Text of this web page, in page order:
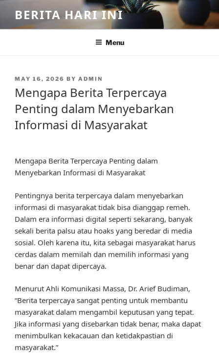
content
BERITA HARI INI
Menu
POSTED
MAY 16, 2026 BY ADMIN
Mengapa Berita Terpercaya
Penting dalam Menyebarkan
Informasi di Masyarakat
Mengapa Berita Terpercaya Penting dalam
Menyebarkan Informasi di Masyarakat
Pentingnya berita terpercaya dalam menyebarkan
informasi di masyarakat tidak bisa dianggap remeh.
Dalam era informasi digital seperti sekarang, banyak
sekali berita palsu atau hoaks yang beredar di media
sosial. Oleh karena itu, kita sebagai masyarakat harus
cerdas dalam memilah dan memilih informasi yang
benar dan dapat dipercaya.
Menurut Ahli Komunikasi Massa, Dr. Arief Budiman,
“Berita terpercaya sangat penting untuk membantu
masyarakat dalam mengambil keputusan yang tepat.
Jika informasi yang disebarkan tidak benar, maka dapat
menimbulkan kekacauan dan ketidakpastian di
masyarakat.”